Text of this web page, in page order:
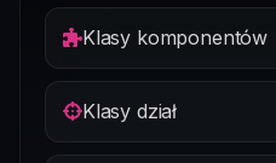
Klasy komponentów
Klasy dział